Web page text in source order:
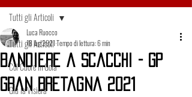
Tutti gli Articoli
Col Cuore in Gola
Giù la Visiera
Tutti gli Articoli
Bandiere a Scacchi - GP
Gran Bretagna 2021
Luca Ruocco
18 lug 2021Tempo di lettura: 6 min